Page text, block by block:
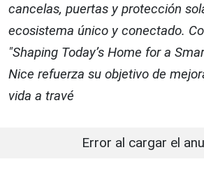
cancelas, puertas y protección
ecosistema único y conectado.
"Shaping Today’s Home for a
Nice refuerza su objetivo de
vida a travé
Error al cargar el